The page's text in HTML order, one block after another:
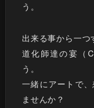
う。
出来る事から一つ
道化師達の宴（
う。
一緒にアートで
ませんか？